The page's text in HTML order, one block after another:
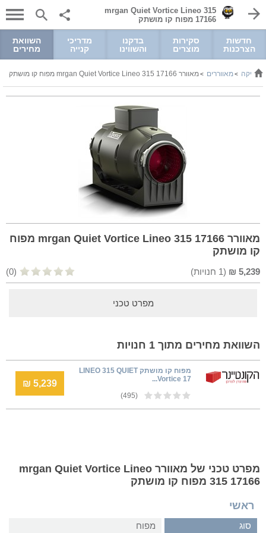
mrgan Quiet Vortice Lineo 315
17166 מפוח קו מושתק
חדשות
הצרכנות
סקירות
מוצרים
בדקנו
והשווינו
מדריכי
קנייה
השוואת
מחירים
>מאווררים >מאוורר mrgan Quiet Vortice Lineo 315 17166 מפוח קו מושתק
מאוורר mrgan Quiet Vortice Lineo 315 17166 מפוח
קו מושתק
5,239
₪
(
1 חנויות) (0)
מפרט טכני
השוואת מחירים מתוך 1 חנויות
מפוח קו מושתק LINEO 315 QUIET
Vortice 17...
(495)
5,239 ₪
מפרט טכני של מאוורר mrgan Quiet Vortice Lineo
315 17166 מפוח קו מושתק
ראשי
סוג מפוח